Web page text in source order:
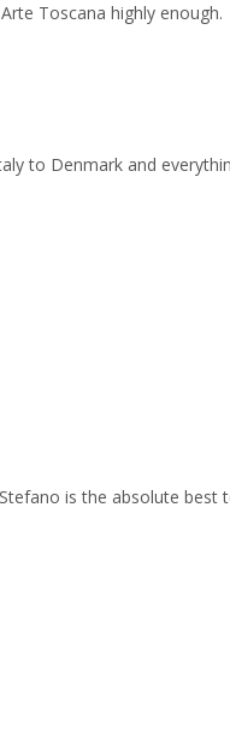
Toscana highly enough.
to Denmark and
is the absolute best